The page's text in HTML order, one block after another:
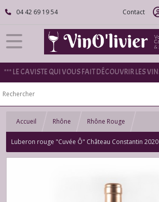
04 42 69 19 54 Contact
Accueil Rhône Rhône Rouge
Luberon rouge "Cuvée Ô" Château Constantin 2020